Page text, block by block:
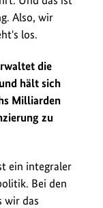
Also, wir
los.
die
hält sich
Milliarden
zu
ein integraler
Bei den
wir das